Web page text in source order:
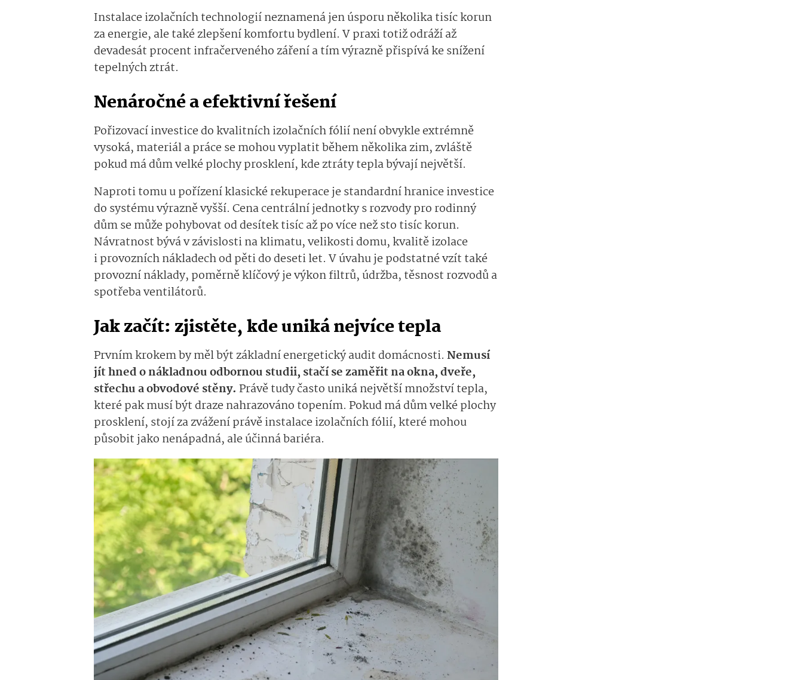
Instalace izolačních technologií neznamená jen úsporu několika tisíc korun
za energie, ale také zlepšení komfortu bydlení. V praxi totiž odráží až
devadesát procent infračerveného záření a tím výrazně přispívá ke snížení
tepelných ztrát.
Nenáročné a efektivní řešení
Pořizovací investice do kvalitních izolačních fólií není obvykle extrémně
vysoká, materiál a práce se mohou vyplatit během několika zim, zvláště
pokud má dům velké plochy prosklení, kde ztráty tepla bývají největší.
Naproti tomu u pořízení klasické rekuperace je standardní hranice investice
do systému výrazně vyšší. Cena centrální jednotky s rozvody pro rodinný
dům se může pohybovat od desítek tisíc až po více než sto tisíc korun.
Návratnost bývá v závislosti na klimatu, velikosti domu, kvalitě izolace
i provozních nákladech od pěti do deseti let. V úvahu je podstatné vzít také
provozní náklady, poměrně klíčový je výkon filtrů, údržba, těsnost rozvodů a
spotřeba ventilátorů.
Jak začít: zjistěte, kde uniká nejvíce tepla
Prvním krokem by měl být základní energetický audit domácnosti. Nemusí
jít hned o nákladnou odbornou studii, stačí se zaměřit na okna, dveře,
střechu a obvodové stěny. Právě tudy často uniká největší množství tepla,
které pak musí být draze nahrazováno topením. Pokud má dům velké plochy
prosklení, stojí za zvážení právě instalace izolačních fólií, které mohou
působit jako nenápadná, ale účinná bariéra.